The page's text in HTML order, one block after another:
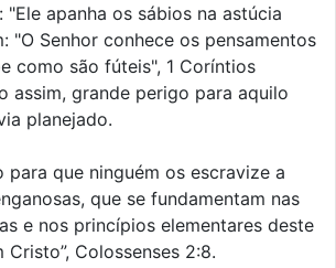
"Ele apanha os sábios na astúcia
"O Senhor conhece os pensamentos
como são fúteis", 1 Coríntios
assim, grande perigo para aquilo
planejado.
para que ninguém os escravize a
que se fundamentam nas
e nos princípios elementares deste
Cristo”, Colossenses 2:8.